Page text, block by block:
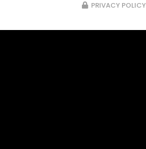
PRIVACY POLICY